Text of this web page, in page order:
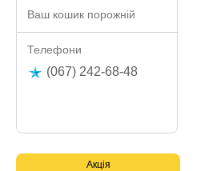
Ваш кошик порожній
Телефони
(067) 242-68-48
Акція